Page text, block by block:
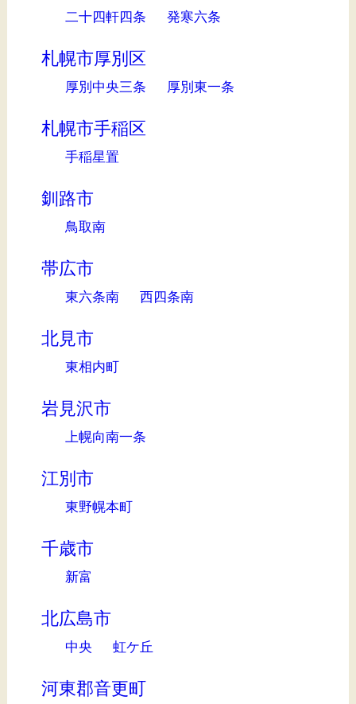
二十四軒四条 発寒六条
札幌市厚別区
厚別中央三条 厚別東一条
札幌市手稲区
手稲星置
釧路市
鳥取南
帯広市
東六条南 西四条南
北見市
東相内町
岩見沢市
上幌向南一条
江別市
東野幌本町
千歳市
新富
北広島市
中央 虹ケ丘
河東郡音更町